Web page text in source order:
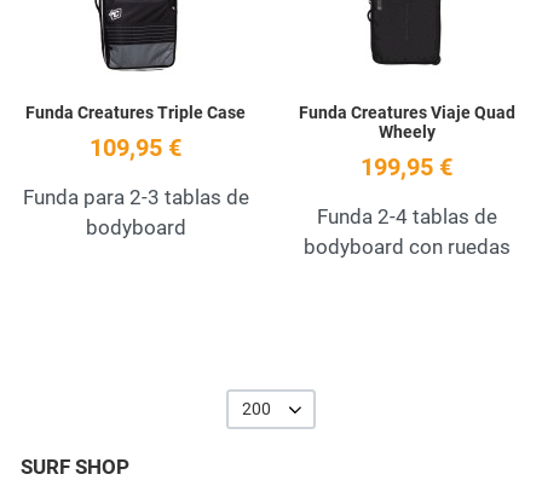
Funda Creatures Triple Case
109,95 €
Funda para 2-3 tablas de
bodyboard
Funda Creatures Viaje Quad
Wheely
199,95 €
Funda 2-4 tablas de
bodyboard con ruedas
200
SURF SHOP